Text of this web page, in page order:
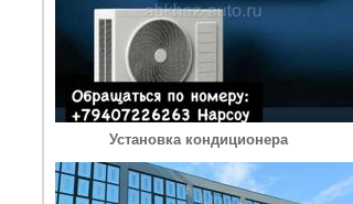
Установка кондиционера